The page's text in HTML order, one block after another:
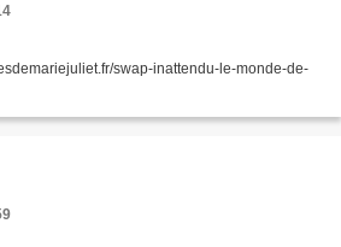
swap-inattendu-le-monde-de-